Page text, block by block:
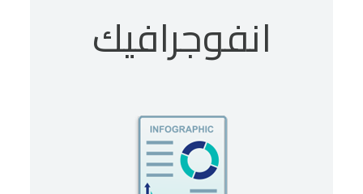
انفوجرافيك